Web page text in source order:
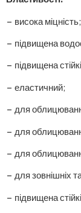
– висока міцність;
– підвищена
– підвищена
– еластичний;
– для
– для
– для
– для зовнішніх
– підвищена